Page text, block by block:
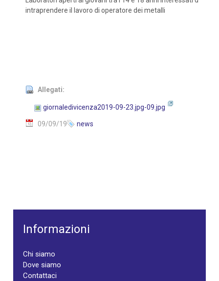
intraprendere il lavoro di operatore dei metalli
Allegati:
giornaledivicenza2019-09-23.jpg-09.jpg
09/09/19 news
Informazioni
Chi siamo
Dove siamo
Contattaci